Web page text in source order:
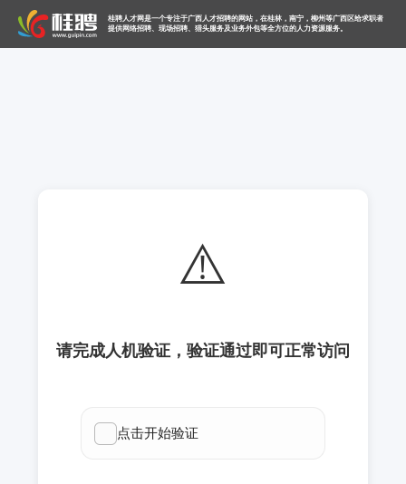
桂聘人才网是一个专注于广西人才招聘的网站，在桂林，南宁，柳州等广西区给求职者
提供网络招聘、现场招聘、猎头服务及业务外包等全方位的人力资源服务。
⚠️
请完成人机验证，验证通过即可正常访问